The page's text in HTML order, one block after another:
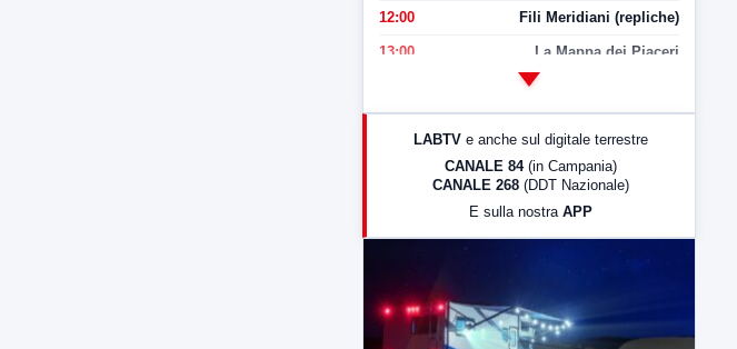
12:00 Fili Meridiani (repliche)
13:00 La Mappa dei Piaceri
LabNews (Diretta)
LABTV e anche sul digitale terrestre
CANALE 84 (in Campania)
CANALE 268 (DDT Nazionale)
E sulla nostra APP